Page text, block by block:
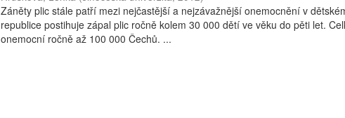
Záněty plic stále patří mezi nejčastější a nejzávažnější onemocnění v
republice postihuje zápal plic ročně kolem 30 000 dětí ve věku do pěti let.
onemocní ročně až 100 000 Čechů. ...